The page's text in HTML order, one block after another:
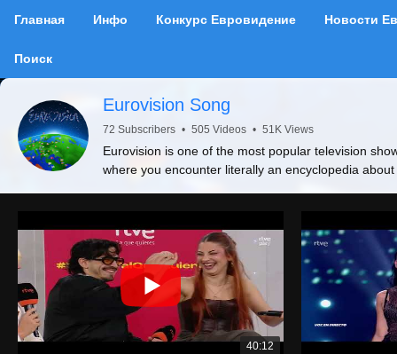
Главная Инфо Конкурс Евровидение Новости
Поиск
Eurovision Song
72 Subscribers • 505 Videos • 51K Views
Eurovision is one of the most popular television
where you encounter literally an encyclopedia
40:12